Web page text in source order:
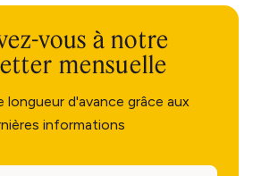
vous à notre
mensuelle
longueur d'avance grâce aux
informations